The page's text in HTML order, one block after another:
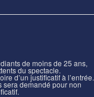
de moins de 25 ans,
du spectacle.
d’un justificatif à l’entrée.
sera demandé pour non